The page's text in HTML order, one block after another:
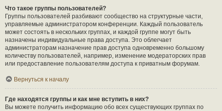
Что такое группы пользователей?
Группы пользователей разбивают сообщество на структурные части,
управляемые администратором конференции. Каждый пользователь
может состоять в нескольких группах, и каждой группе могут быть
назначены индивидуальные права доступа. Это облегчает
администраторам назначение прав доступа одновременно большому
количеству пользователей, например, изменение модераторских прав
или предоставление пользователям доступа к приватным форумам.
Вернуться к началу
Где находятся группы и как мне вступить в них?
Вы можете получить информацию обо всех существующих группах по